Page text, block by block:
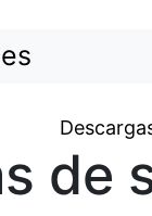
de